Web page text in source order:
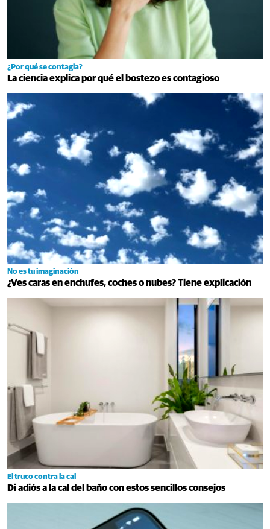
¿Por qué se contagia?
La ciencia explica por qué el bostezo es contagioso
No es tu imaginación
¿Ves caras en enchufes, coches o nubes? Tiene explicación
El truco contra la cal
Di adiós a la cal del baño con estos sencillos consejos